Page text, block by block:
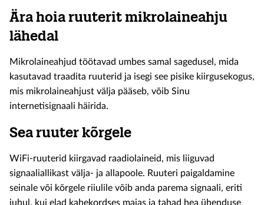
Ära hoia ruuterit mikrolaineahju
lähedal
Mikrolaineahjud töötavad umbes samal sagedusel, mida
kasutavad traadita ruuterid ja isegi see pisike kiirgusekogus,
mis mikrolaineahjust välja pääseb, võib Sinu
internetisignaali häirida.
Sea ruuter kõrgele
WiFi-ruuterid kiirgavad raadiolaineid, mis liiguvad
signaaliallikast välja- ja allapoole. Ruuteri paigaldamine
seinale või kõrgele riiulile võib anda parema signaali, eriti
juhul, kui elad kahekordses majas ja tahad hea ühenduse